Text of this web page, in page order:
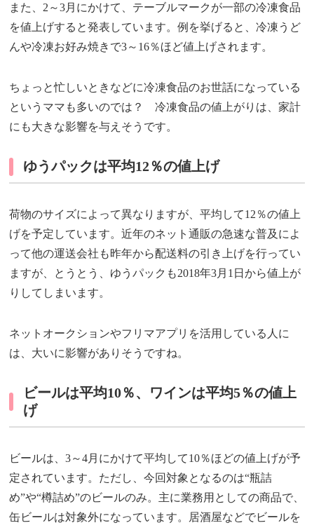
また、2～3月にかけて、テーブルマークが一部の冷凍食品
を値上げすると発表しています。例を挙げると、冷凍うど
んや冷凍お好み焼きで3～16％ほど値上げされます。
ちょっと忙しいときなどに冷凍食品のお世話になっている
というママも多いのでは？ 冷凍食品の値上がりは、家計
にも大きな影響を与えそうです。
ゆうパックは平均12％の値上げ
荷物のサイズによって異なりますが、平均して12％の値上
げを予定しています。近年のネット通販の急速な普及によ
って他の運送会社も昨年から配送料の引き上げを行ってい
ますが、とうとう、ゆうパックも2018年3月1日から値上が
りしてしまいます。
ネットオークションやフリマアプリを活用している人に
は、大いに影響がありそうですね。
ビールは平均10％、ワインは平均5％の値上
げ
ビールは、3～4月にかけて平均して10％ほどの値上げが予
定されています。ただし、今回対象となるのは“瓶詰
め”や“樽詰め”のビールのみ。主に業務用としての商品で、
缶ビールは対象外になっています。居酒屋などでビールを